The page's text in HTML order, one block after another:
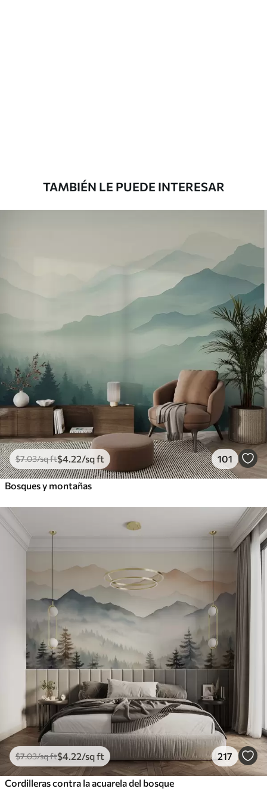
Peel and Stick
12.77$7.66/sq ft
TAMBIÉN LE PUEDE INTERESAR
$7.03/sq ft$4 .22/sq ft 101
Bosques y montañas
$7.03/sq ft$4 .22/sq ft 217
Cordilleras contra la acuarela del bosque